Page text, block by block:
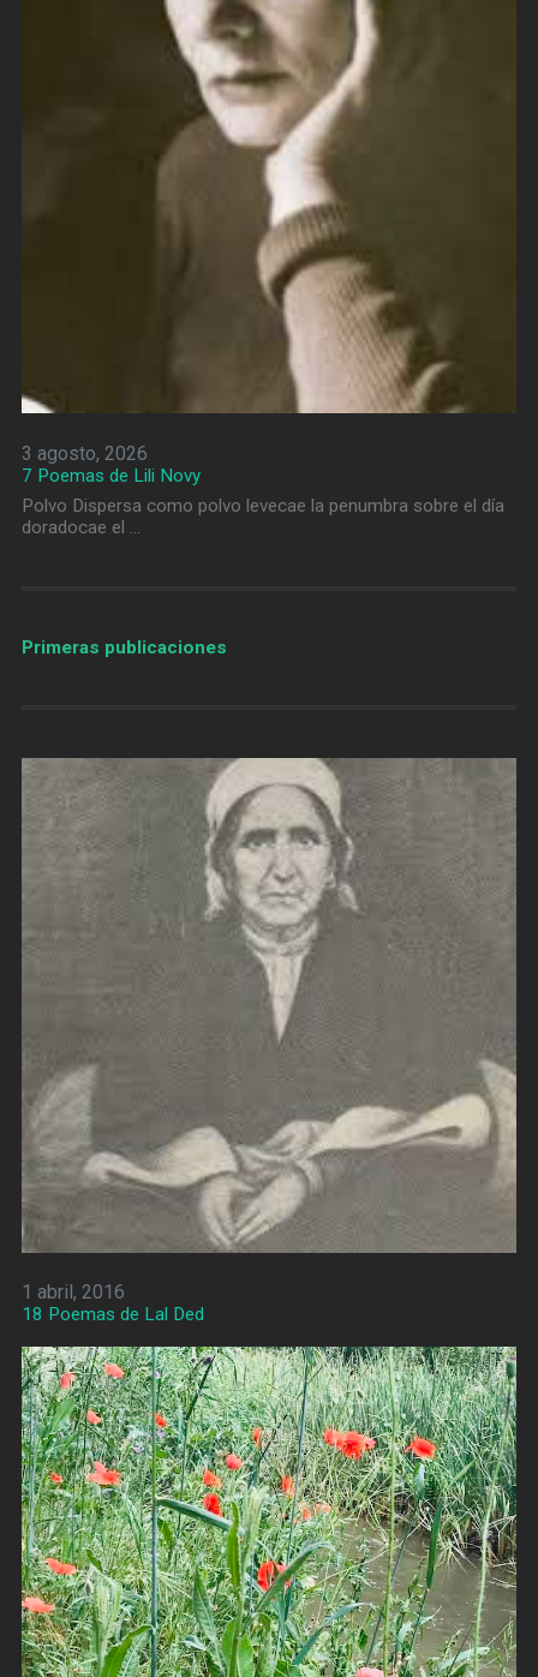
3 agosto, 2026
7 Poemas de Lili Novy
Polvo Dispersa como polvo levecae la penumbra sobre el día
doradocae el …
Primeras publicaciones
1 abril, 2016
18 Poemas de Lal Ded